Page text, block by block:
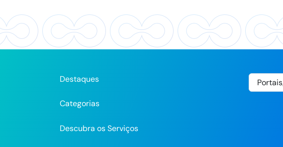
Destaques
Categorias
Descubra os Serviços